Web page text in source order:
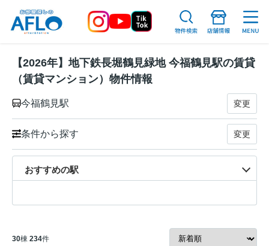
【2026年】地下鉄長堀鶴見緑地 今福鶴見駅の賃貸
（賃貸マンション）物件情報
今福鶴見駅 変更
条件から探す 変更
おすすめの駅
30棟 234件